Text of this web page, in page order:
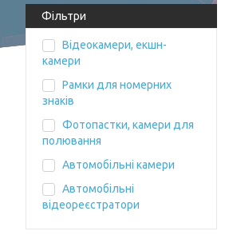
Фільтри
Відеокамери, екшн-
камери
Рамки для номерних
знаків
Фотопастки, камери для
полювання
Автомобільні камери
Автомобільні
відеореєстратори